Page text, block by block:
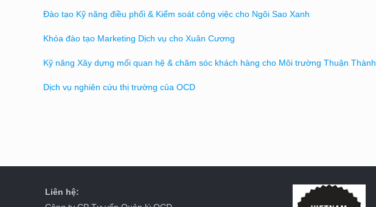
Đào tạo Kỹ năng điều phối & Kiểm soát công việc cho Ngôi Sao Xanh
Khóa đào tạo Marketing Dịch vụ cho Xuân Cương
Kỹ năng Xây dựng mối quan hệ & chăm sóc khách hàng cho Môi trường Thuận Thành
Dịch vụ nghiên cứu thị trường của OCD
Liên hệ: